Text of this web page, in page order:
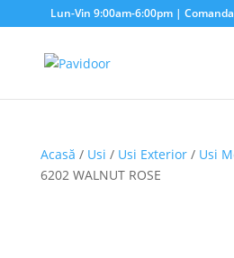
Lun-Vin 9:00am-6:00pm |
Acasă / Usi / Usi Exterior/ Usi
6202 WALNUT ROSE